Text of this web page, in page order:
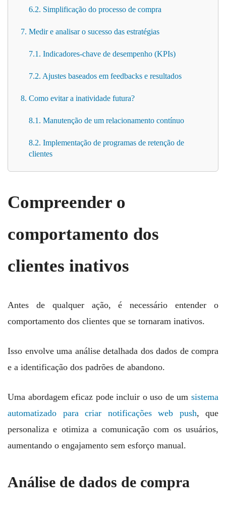
6.2. Simplificação do processo de compra
7. Medir e analisar o sucesso das estratégias
7.1. Indicadores-chave de desempenho (KPIs)
7.2. Ajustes baseados em feedbacks e resultados
8. Como evitar a inatividade futura?
8.1. Manutenção de um relacionamento contínuo
8.2. Implementação de programas de retenção de
clientes
Compreender o
comportamento dos
clientes inativos
Antes de qualquer ação, é necessário entender o
comportamento dos clientes que se tornaram inativos.
Isso envolve uma análise detalhada dos dados de compra
e a identificação dos padrões de abandono.
Uma abordagem eficaz pode incluir o uso de um sistema
automatizado para criar notificações web push, que
personaliza e otimiza a comunicação com os usuários,
aumentando o engajamento sem esforço manual.
Análise de dados de compra